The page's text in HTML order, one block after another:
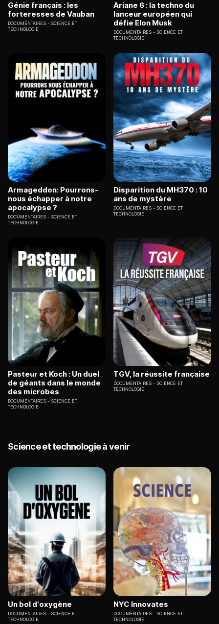
Génie français : les
forteresses de Vauban
DOCUMENTAIRES
SCIENCE ET
TECHNOLOGIE
Ariane 6 : la techno du
lanceur européen qui
défie Elon Musk
DOCUMENTAIRES
SCIENCE ET
TECHNOLOGIE
Armageddon: Pourrons-
nous échapper à notre
apocalypse ?
DOCUMENTAIRES
SCIENCE ET
TECHNOLOGIE
Disparition du MH370 : 10
ans de mystère
DOCUMENTAIRES
SCIENCE ET
TECHNOLOGIE
Pasteur et Koch : Un duel
de géants dans le monde
des microbes
DOCUMENTAIRES
SCIENCE ET
TECHNOLOGIE
TGV, la réussite française
DOCUMENTAIRES
SCIENCE ET
TECHNOLOGIE
Science et technologie à venir
Un bol d'oxygène
DOCUMENTAIRES
SCIENCE ET
TECHNOLOGIE
NYC Innovates
DOCUMENTAIRES
SCIENCE ET
TECHNOLOGIE